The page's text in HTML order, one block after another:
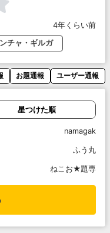
4年くらい前
チャ・ギルガ
お題通報 ユーザー通報
星つけた順
namagak
ふう丸
ねこお★題専